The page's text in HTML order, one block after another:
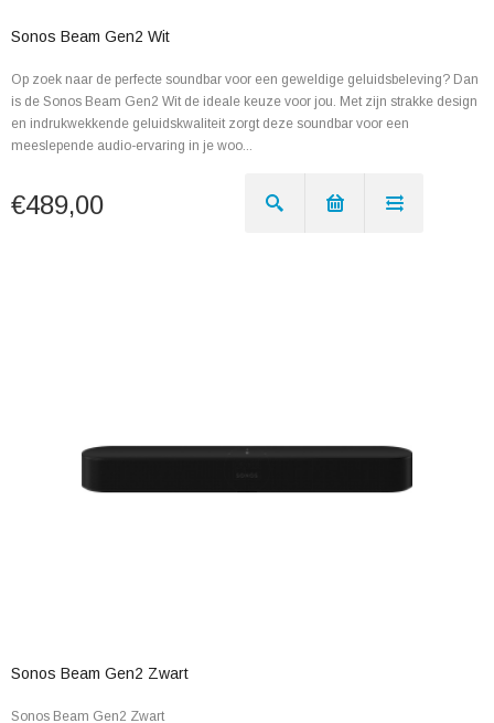
Sonos Beam Gen2 Wit
Op zoek naar de perfecte soundbar voor een geweldige geluidsbeleving? Dan
is de Sonos Beam Gen2 Wit de ideale keuze voor jou. Met zijn strakke design
en indrukwekkende geluidskwaliteit zorgt deze soundbar voor een
meeslepende audio-ervaring in je woo...
€489,00
Sonos Beam Gen2 Zwart
Sonos Beam Gen2 Zwart